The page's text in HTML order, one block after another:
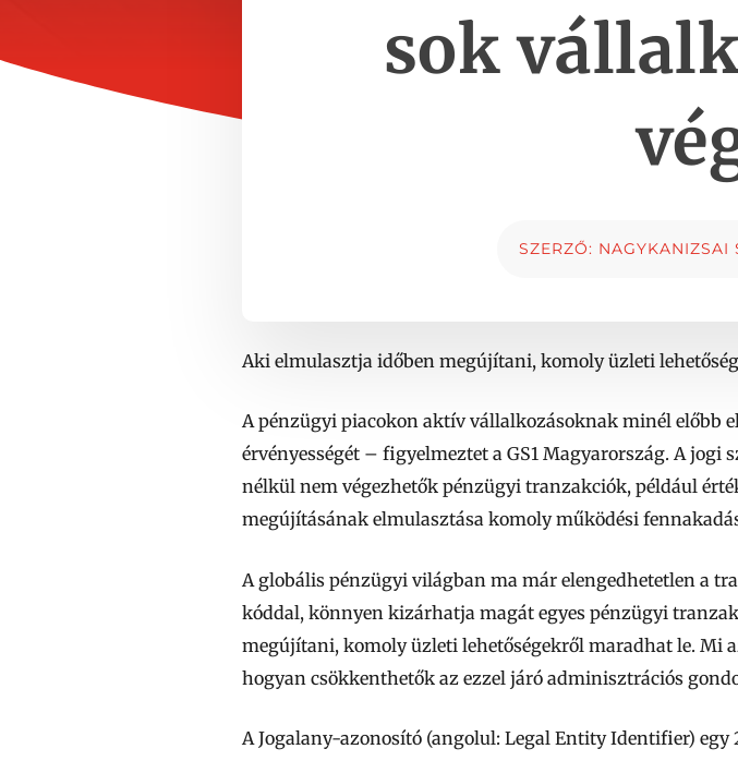
sok
SZERZŐ: NAGYKANIZSAI
Aki elmulasztja időben megújítani, komoly üzleti
A pénzügyi piacokon aktív vállalkozásoknak minél
érvényességét – figyelmeztet a GS1 Magyarország. A jogi
nélkül nem végezhetők pénzügyi tranzakciók, például
megújításának elmulasztása komoly működési
A globális pénzügyi világban ma már elengedhetetlen a
kóddal, könnyen kizárhatja magát egyes pénzügyi
megújítani, komoly üzleti lehetőségekről maradhat le. Mi
hogyan csökkenthetők az ezzel járó adminisztrációs
A Jogalany-azonosító (angolul: Legal Entity Identifier) egy